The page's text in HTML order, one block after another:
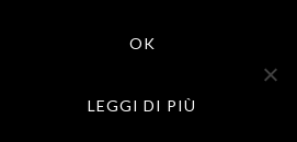
OK
LEGGI DI PIÙ